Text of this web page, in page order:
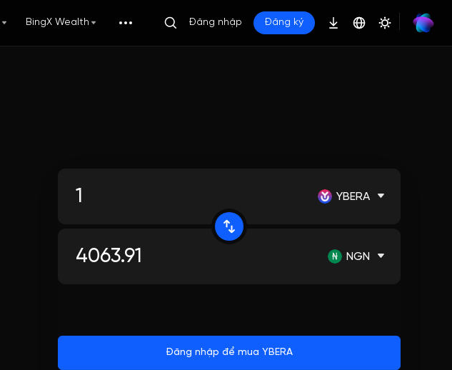
BingX Wealth Đăng nhập Đăng ký
YBERA
NGN
Đăng nhập để mua YBERA